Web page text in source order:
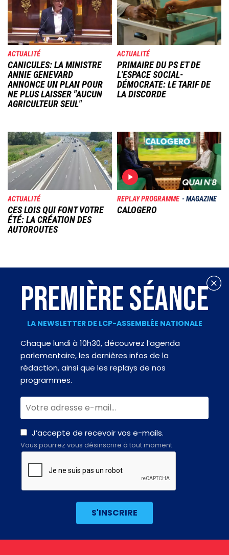
ACTUALITÉ
CANICULES: LA MINISTRE
ANNIE GENEVARD
ANNONCE UN PLAN POUR
NE PLUS LAISSER "AUCUN
AGRICULTEUR SEUL"
ACTUALITÉ
PRIMAIRE DU PS ET DE
L'ESPACE SOCIAL-
DÉMOCRATE: LE TARIF DE
LA DISCORDE
Image
ACTUALITÉ
CES LOIS QUI FONT VOTRE
ÉTÉ: LA CRÉATION DES
AUTOROUTES
Image
REPLAY PROGRAMME MAGAZINE
CALOGERO
PREMIÈRE SÉANCE
LA NEWSLETTER DE LCP-ASSEMBLÉE NATIONALE
Chaque lundi à 10h30, découvrez l’agenda
parlementaire, les dernières infos de la
rédaction, ainsi que les replays de nos
programmes.
J’accepte de recevoir vos e-mails.
Vous pourrez vous désinscrire à tout moment